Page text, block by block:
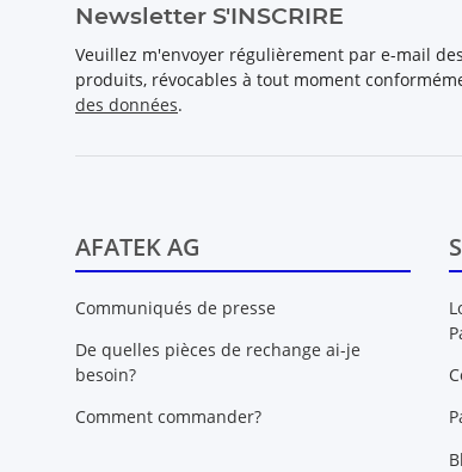
Newsletter S'INSCRIRE
Veuillez m'envoyer régulièrement par e-mail
produits, révocables à tout moment
des données.
AFATEK AG
Communiqués de presse
De quelles pièces de rechange ai-je
besoin?
Comment commander?